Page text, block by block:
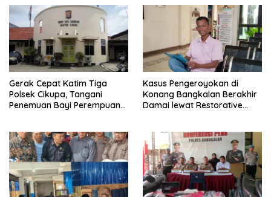
Gerak Cepat Katim Tiga
Polsek Cikupa, Tangani
Penemuan Bayi Perempuan
Kasus Pengeroyokan di
Konang Bangkalan Berakhir
Damai lewat Restorative